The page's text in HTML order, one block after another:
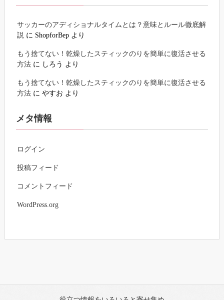
サッカーのアディショナルタイムとは？意味とルール徹底解
説 に ShopforBep より
もう捨てない！乾燥したスティックのりを簡単に復活させる
方法 に しろう より
もう捨てない！乾燥したスティックのりを簡単に復活させる
方法 にやすお より
メタ情報
ログイン
投稿フィード
コメントフィード
WordPress.org